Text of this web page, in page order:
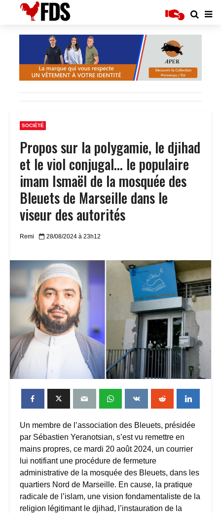
SOCIÉTÉ
Propos sur la polygamie, le djihad
et le viol conjugal… le populaire
imam Ismaël de la mosquée des
Bleuets de Marseille dans le
viseur des autorités
Remi 28/08/2024 à 23h12
Un membre de l’association des Bleuets, présidée
par Sébastien Yeranotsian, s’est vu remettre en
mains propres, ce mardi 20 août 2024, un courrier
lui notifiant une procédure de fermeture
administrative de la mosquée des Bleuets, dans les
quartiers Nord de Marseille. En cause, la pratique
radicale de l’islam, une vision fondamentaliste de la
religion légitimant le djihad, l’instauration de la